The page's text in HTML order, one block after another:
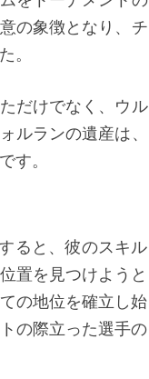
の象徴となり、チ
。
だけでなく、ウル
ルランの遺産は、
す。
ると、彼のスキル
置を見つけようと
の地位を確立し始
の際立った選手の